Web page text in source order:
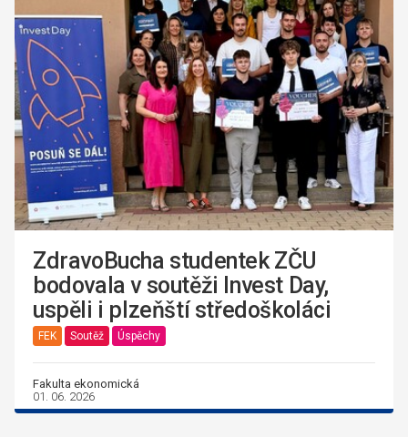
ZdravoBucha studentek ZČU
bodovala v soutěži Invest Day,
uspěli i plzeňští středoškoláci
FEK Soutěž Úspěchy
Fakulta ekonomická
01. 06. 2026